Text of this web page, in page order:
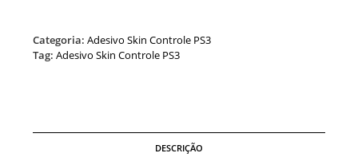
Categoria:Adesivo Skin Controle PS3
Tag:Adesivo Skin Controle PS3
DESCRIÇÃO